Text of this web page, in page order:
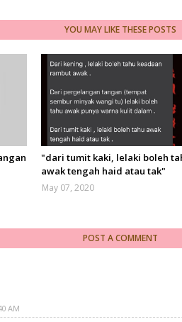
YOU MAY LIKE THESE POSTS
"dari tumit kaki, lelaki boleh
awak tengah haid atau tak"
May 07, 2020
POST A COMMENT
AM